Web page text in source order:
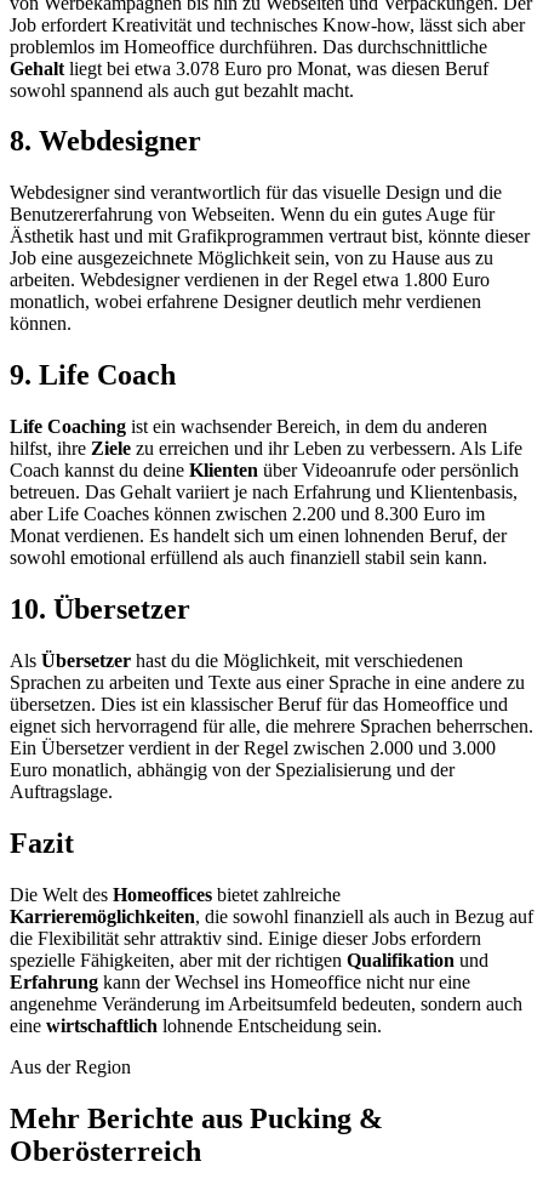
Job erfordert Kreativität und technisches Know-how, lässt sich aber
problemlos im Homeoffice durchführen. Das durchschnittliche
Gehalt liegt bei etwa 3.078 Euro pro Monat, was diesen Beruf
sowohl spannend als auch gut bezahlt macht.
8. Webdesigner
Webdesigner sind verantwortlich für das visuelle Design und die
Benutzererfahrung von Webseiten. Wenn du ein gutes Auge für
Ästhetik hast und mit Grafikprogrammen vertraut bist, könnte dieser
Job eine ausgezeichnete Möglichkeit sein, von zu Hause aus zu
arbeiten. Webdesigner verdienen in der Regel etwa 1.800 Euro
monatlich, wobei erfahrene Designer deutlich mehr verdienen
können.
9. Life Coach
Life Coaching ist ein wachsender Bereich, in dem du anderen
hilfst, ihre Ziele zu erreichen und ihr Leben zu verbessern. Als Life
Coach kannst du deine Klienten über Videoanrufe oder persönlich
betreuen. Das Gehalt variiert je nach Erfahrung und Klientenbasis,
aber Life Coaches können zwischen 2.200 und 8.300 Euro im
Monat verdienen. Es handelt sich um einen lohnenden Beruf, der
sowohl emotional erfüllend als auch finanziell stabil sein kann.
10. Übersetzer
Als Übersetzer hast du die Möglichkeit, mit verschiedenen
Sprachen zu arbeiten und Texte aus einer Sprache in eine andere zu
übersetzen. Dies ist ein klassischer Beruf für das Homeoffice und
eignet sich hervorragend für alle, die mehrere Sprachen beherrschen.
Ein Übersetzer verdient in der Regel zwischen 2.000 und 3.000
Euro monatlich, abhängig von der Spezialisierung und der
Auftragslage.
Fazit
Die Welt des Homeoffices bietet zahlreiche
Karrieremöglichkeiten, die sowohl finanziell als auch in Bezug auf
die Flexibilität sehr attraktiv sind. Einige dieser Jobs erfordern
spezielle Fähigkeiten, aber mit der richtigen Qualifikation und
Erfahrung kann der Wechsel ins Homeoffice nicht nur eine
angenehme Veränderung im Arbeitsumfeld bedeuten, sondern auch
eine wirtschaftlich lohnende Entscheidung sein.
Aus der Region
Mehr Berichte aus Pucking &
Oberösterreich